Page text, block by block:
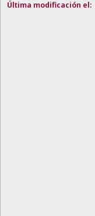
Última modificación el: